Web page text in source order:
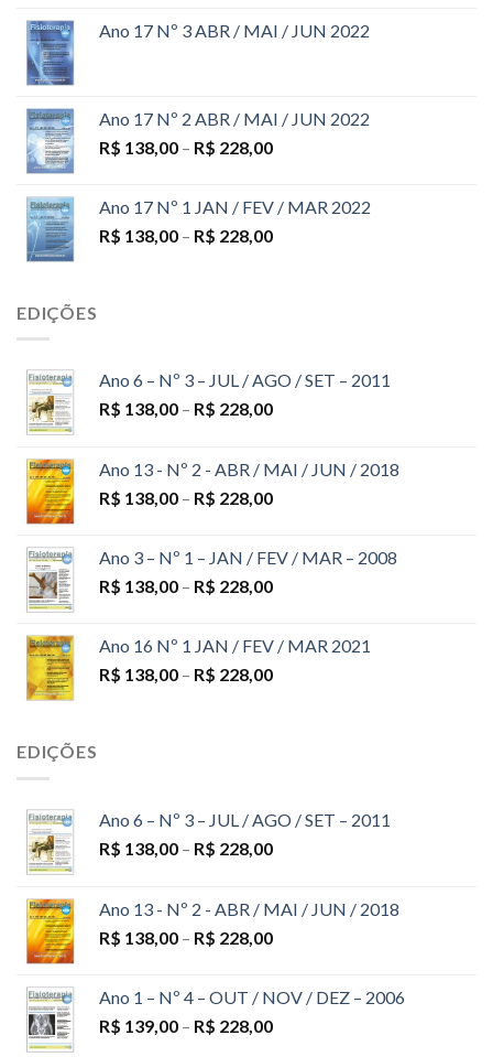
Ano 17 Nº 3 ABR / MAI / JUN 2022
Ano 17 Nº 2 ABR / MAI / JUN 2022
R$ 138,00 – R$ 228,00
Ano 17 Nº 1 JAN / FEV / MAR 2022
R$ 138,00 – R$ 228,00
EDIÇÕES
Ano 6 – Nº 3 – JUL / AGO / SET – 2011
R$ 138,00 – R$ 228,00
Ano 13 - Nº 2 - ABR / MAI / JUN / 2018
R$ 138,00 – R$ 228,00
Ano 3 – Nº 1 – JAN / FEV / MAR – 2008
R$ 138,00 – R$ 228,00
Ano 16 Nº 1 JAN / FEV / MAR 2021
R$ 138,00 – R$ 228,00
EDIÇÕES
Ano 6 – Nº 3 – JUL / AGO / SET – 2011
R$ 138,00 – R$ 228,00
Ano 13 - Nº 2 - ABR / MAI / JUN / 2018
R$ 138,00 – R$ 228,00
Ano 1 – Nº 4 – OUT / NOV / DEZ – 2006
R$ 139,00 – R$ 228,00